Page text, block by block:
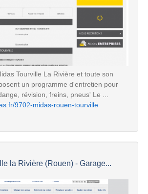
Tourville La Rivière et toute son
un programme d'entretien pour
révision, freins, pneus' Le ...
9702-midas-rouen-tourville
la Rivière (Rouen) - Garage...